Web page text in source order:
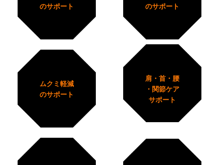
のサポート
のサポート
ムクミ軽減
のサポート
肩・首・腰
・関節ケア
サポート